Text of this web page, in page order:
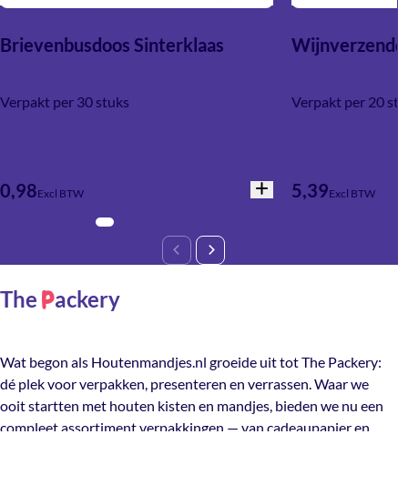
Brievenbusdoos Sinterklaas
Verpakt per 30 stuks
0,98Excl BTW
Verpakt per 20
5,39Excl BTW
The Packery
Wat begon als Houtenmandjes.nl groeide uit tot The Packery:
dé plek voor verpakken, presenteren en verrassen. Waar we
ooit startten met houten kisten en mandjes, bieden we nu een
compleet assortiment verpakkingen — van cadeaupapier en